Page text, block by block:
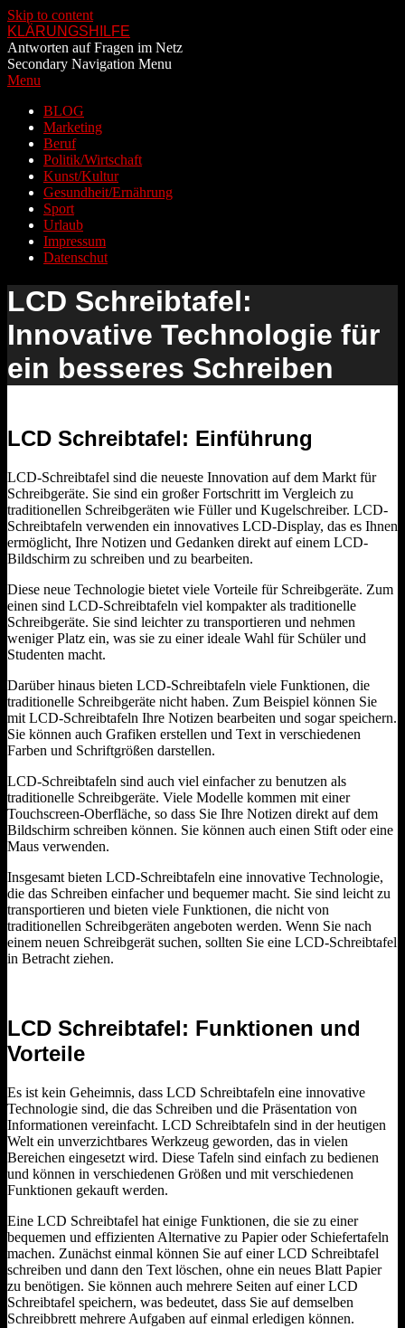
Skip to content
KLÄRUNGSHILFE
Antworten auf Fragen im Netz
Secondary Navigation Menu
Menu
BLOG
Marketing
Beruf
Politik/Wirtschaft
Kunst/Kultur
Gesundheit/Ernährung
Sport
Urlaub
Impressum
Datenschut
LCD Schreibtafel:
Innovative Technologie für
ein besseres Schreiben
LCD Schreibtafel: Einführung
LCD-Schreibtafel sind die neueste Innovation auf dem Markt für
Schreibgeräte. Sie sind ein großer Fortschritt im Vergleich zu
traditionellen Schreibgeräten wie Füller und Kugelschreiber. LCD-
Schreibtafeln verwenden ein innovatives LCD-Display, das es Ihnen
ermöglicht, Ihre Notizen und Gedanken direkt auf einem LCD-
Bildschirm zu schreiben und zu bearbeiten.
Diese neue Technologie bietet viele Vorteile für Schreibgeräte. Zum
einen sind LCD-Schreibtafeln viel kompakter als traditionelle
Schreibgeräte. Sie sind leichter zu transportieren und nehmen
weniger Platz ein, was sie zu einer ideale Wahl für Schüler und
Studenten macht.
Darüber hinaus bieten LCD-Schreibtafeln viele Funktionen, die
traditionelle Schreibgeräte nicht haben. Zum Beispiel können Sie
mit LCD-Schreibtafeln Ihre Notizen bearbeiten und sogar speichern.
Sie können auch Grafiken erstellen und Text in verschiedenen
Farben und Schriftgrößen darstellen.
LCD-Schreibtafeln sind auch viel einfacher zu benutzen als
traditionelle Schreibgeräte. Viele Modelle kommen mit einer
Touchscreen-Oberfläche, so dass Sie Ihre Notizen direkt auf dem
Bildschirm schreiben können. Sie können auch einen Stift oder eine
Maus verwenden.
Insgesamt bieten LCD-Schreibtafeln eine innovative Technologie,
die das Schreiben einfacher und bequemer macht. Sie sind leicht zu
transportieren und bieten viele Funktionen, die nicht von
traditionellen Schreibgeräten angeboten werden. Wenn Sie nach
einem neuen Schreibgerät suchen, sollten Sie eine LCD-Schreibtafel
in Betracht ziehen.
LCD Schreibtafel: Funktionen und
Vorteile
Es ist kein Geheimnis, dass LCD Schreibtafeln eine innovative
Technologie sind, die das Schreiben und die Präsentation von
Informationen vereinfacht. LCD Schreibtafeln sind in der heutigen
Welt ein unverzichtbares Werkzeug geworden, das in vielen
Bereichen eingesetzt wird. Diese Tafeln sind einfach zu bedienen
und können in verschiedenen Größen und mit verschiedenen
Funktionen gekauft werden.
Eine LCD Schreibtafel hat einige Funktionen, die sie zu einer
bequemen und effizienten Alternative zu Papier oder Schiefertafeln
machen. Zunächst einmal können Sie auf einer LCD Schreibtafel
schreiben und dann den Text löschen, ohne ein neues Blatt Papier
zu benötigen. Sie können auch mehrere Seiten auf einer LCD
Schreibtafel speichern, was bedeutet, dass Sie auf demselben
Schreibbrett mehrere Aufgaben auf einmal erledigen können.